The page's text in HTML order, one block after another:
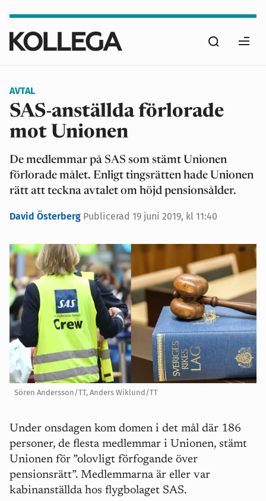
huvudinnehåll
Sök
AVTAL
SAS-anställda förlorade
mot Unionen
De medlemmar på SAS som stämt Unionen
förlorade målet. Enligt tingsrätten hade Unionen
rätt att teckna avtalet om höjd pensionsålder.
David Österberg Publicerad 19 juni 2019, kl 11:40
Sören Andersson/TT, Anders Wiklund/TT
Under onsdagen kom domen i det mål där 186
personer, de flesta medlemmar i Unionen, stämt
Unionen för ”olovligt förfogande över
pensionsrätt”. Medlemmarna är eller var
kabinanställda hos flygbolaget SAS.